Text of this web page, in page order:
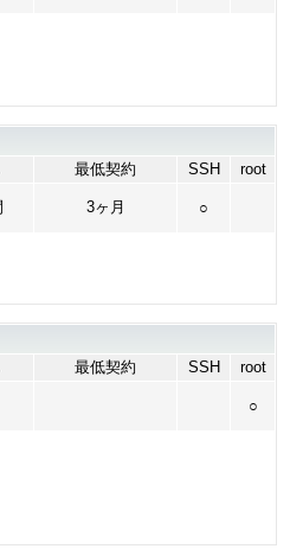
最低契約 SSH root
3ヶ月 ○
最低契約 SSH root
○